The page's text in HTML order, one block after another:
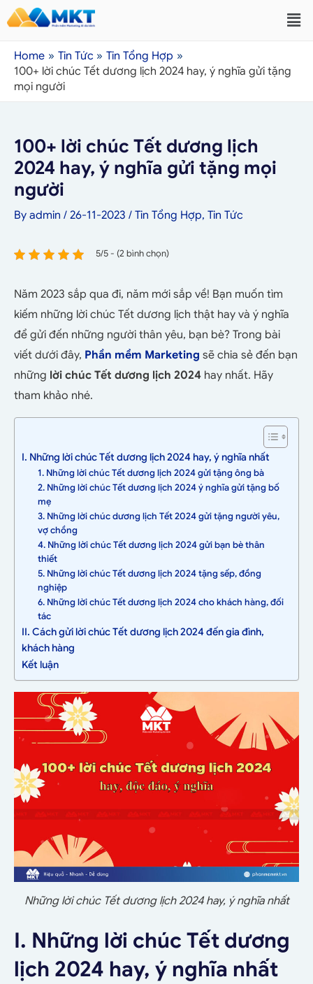
Home Tin Tức
Tin Tổng Hợp
100+ lời chúc Tết dương lịch 2024 hay, ý nghĩa gửi tặng
mọi người
100+ lời chúc Tết dương lịch
2024 hay, ý nghĩa gửi tặng mọi
người
By admin / 26-11-2023 / Tin Tổng Hợp, Tin Tức
5/5 - (2 bình chọn)
Năm 2023 sắp qua đi, năm mới sắp về! Bạn muốn tìm
kiếm những lời chúc Tết dương lịch thật hay và ý nghĩa
để gửi đến những người thân yêu, bạn bè? Trong bài
viết dưới đây, Phần mềm Marketing sẽ chia sẻ đến bạn
những lời chúc Tết dương lịch 2024 hay nhất. Hãy
tham khảo nhé.
I. Những lời chúc Tết dương lịch 2024 hay, ý nghĩa nhất
1. Những lời chúc Tết dương lịch 2024 gửi tặng ông bà
2. Những lời chúc Tết dương lịch 2024 ý nghĩa gửi tặng bố
mẹ
3. Những lời chúc dương lịch Tết 2024 gửi tặng người yêu,
vợ chồng
4. Những lời chúc Tết dương lịch 2024 gửi bạn bè thân
thiết
5. Những lời chúc Tết dương lịch 2024 tặng sếp, đồng
nghiệp
6. Những lời chúc Tết dương lịch 2024 cho khách hàng, đối
tác
II. Cách gửi lời chúc Tết dương lịch 2024 đến gia đình,
khách hàng
Kết luận
Những lời chúc Tết dương lịch 2024 hay, ý nghĩa nhất
I. Những lời chúc Tết dương
lịch 2024 hay, ý nghĩa nhất